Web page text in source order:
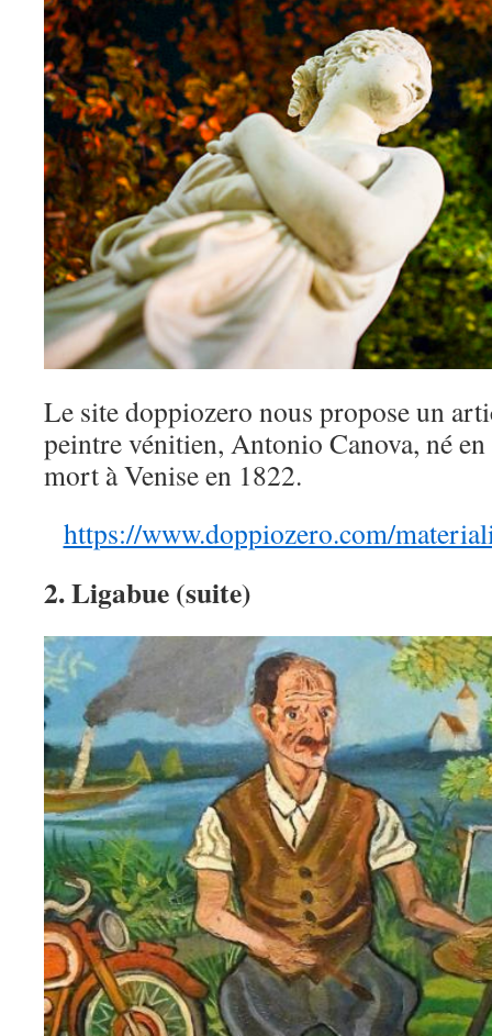
Le site doppiozero nous propose un
peintre vénitien, Antonio Canova, né en
mort à Venise en 1822.
https://www.doppiozero.com/
2. Ligabue (suite)